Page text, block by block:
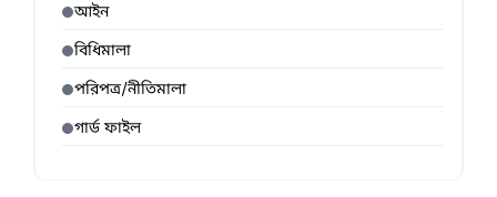
আইন
বিধিমালা
পরিপত্র/নীতিমালা
গার্ড ফাইল